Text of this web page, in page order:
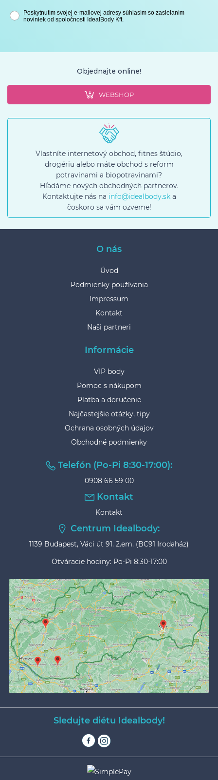
Poskytnutím svojej e-mailovej adresy súhlasím so zasielaním
noviniek od spoločnosti IdealBody Kft.
Objednajte online!
WEBSHOP
Vlastníte internetový obchod, fitnes štúdio,
drogériu alebo máte obchod s reform
potravinami a biopotravinami?
Hľadáme nových obchodných partnerov.
Kontaktujte nás na info@idealbody.ska
čoskoro sa vám ozveme!
O nás
Úvod
Podmienky používania
Impressum
Kontakt
Naši partneri
Informácie
VIP body
Pomoc s nákupom
Platba a doručenie
Najčastejšie otázky, tipy
Ochrana osobných údajov
Obchodné podmienky
Telefón (Po-Pi 8:30-17:00):
0908 66 59 00
Kontakt
Kontakt
Centrum Idealbody:
1139 Budapest, Váci út 91. 2.em. (BC91 Irodaház)
Otváracie hodiny: Po-Pi 8:30-17:00
Sledujte diétu Idealbody!